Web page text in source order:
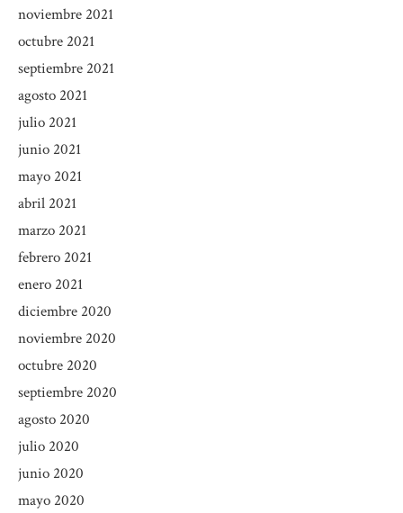
noviembre 2021
octubre 2021
septiembre 2021
agosto 2021
julio 2021
junio 2021
mayo 2021
abril 2021
marzo 2021
febrero 2021
enero 2021
diciembre 2020
noviembre 2020
octubre 2020
septiembre 2020
agosto 2020
julio 2020
junio 2020
mayo 2020